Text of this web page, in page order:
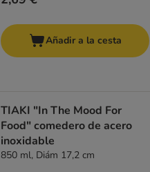
Añadir a la cesta
TIAKI "In The Mood For
Food" comedero de acero
inoxidable
850 ml, Diám 17,2 cm